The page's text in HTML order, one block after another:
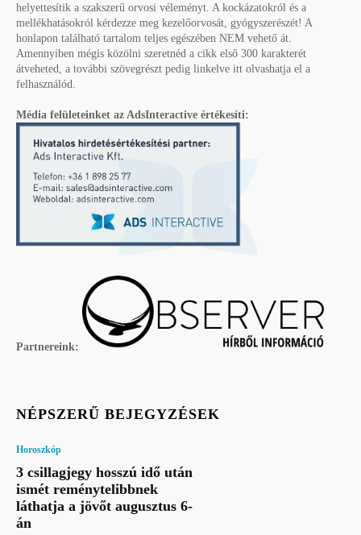
helyettesítik a szakszerű orvosi véleményt. A kockázatokról és a
mellékhatásokról kérdezze meg kezelőorvosát, gyógyszerészét! A
honlapon található tartalom teljes egészében NEM vehető át.
Amennyiben mégis közölni szeretnéd a cikk első 300 karakterét
átveheted, a további szövegrészt pedig linkelve itt olvashatja el a
felhasználód.
Média felületeinket az AdsInteractive értékesíti:
Partnereink:
NÉPSZERŰ BEJEGYZÉSEK
Horoszkóp
3 csillagjegy hosszú idő után
ismét reménytelibbnek
láthatja a jövőt augusztus 6-
án